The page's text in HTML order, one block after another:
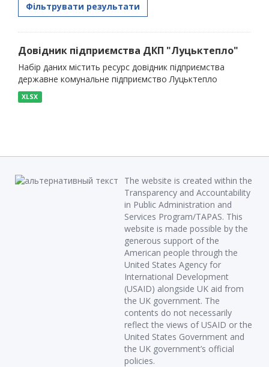
Фільтрувати результати
Довідник підприємства ДКП "Луцьктепло"
Набір даних містить ресурс довідник підприємства
державне комунальне підприємство Луцьктепло
XLSX
The website is created within the
Transparency and Accountability
in Public Administration and
Services Program/TAPAS. This
website is made possible by the
generous support of the
American people through the
United States Agency for
International Development
(USAID) alongside UK aid from
the UK government. The
contents do not necessarily
reflect the views of USAID or the
United States Government and
the UK government’s official
policies.